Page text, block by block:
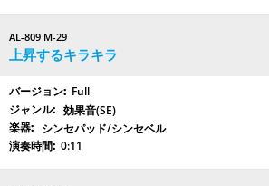
AL-809 M-29
上昇するキラキラ
Full
効果音(SE)
シンセパッド/シンセベル
0:11